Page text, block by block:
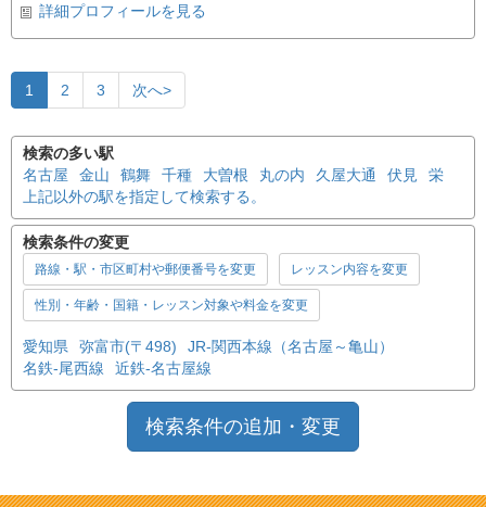
詳細プロフィールを見る
1 2 3 次へ>
検索の多い駅
名古屋
金山 鶴舞 千種 大曽根 丸の内 久屋大通 伏見
栄
上記以外の駅を指定して検索する。
検索条件の変更
路線・駅・市区町村や郵便番号を変更 レッスン内容を変更
性別・年齢・国籍・レッスン対象や料金を変更
愛知県 弥富市(〒498)
JR-関西本線（名古屋～亀山）
名鉄-尾西線
近鉄-名古屋線
検索条件の追加・変更